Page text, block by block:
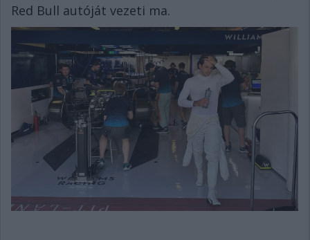
Red Bull autóját vezeti ma.